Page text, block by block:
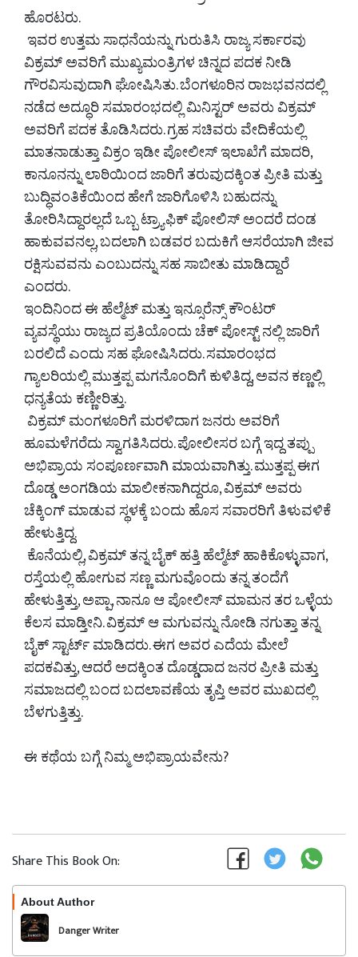
ಹೊರಟರು.
ಇವರ ಉತ್ತಮ ‌ಸಾಧನೆಯನ್ನು ಗುರುತಿಸಿ ರಾಜ್ಯ ಸರ್ಕಾರವು
ವಿಕ್ರಮ್ ಅವರಿಗೆ ಮುಖ್ಯಮಂತ್ರಿಗಳ ಚಿನ್ನದ ಪದಕ ನೀಡಿ
ಗೌರವಿಸುವುದಾಗಿ ಘೋಷಿಸಿತು. ಬೆಂಗಳೂರಿನ ರಾಜಭವನದಲ್ಲಿ
ನಡೆದ ಅದ್ಧೂರಿ ಸಮಾರಂಭದಲ್ಲಿ ಮಿನಿಸ್ಟರ್ ಅವರು ವಿಕ್ರಮ್
ಅವರಿಗೆ ಪದಕ ತೊಡಿಸಿದರು. ಗ್ರಹ ಸಚಿವರು ವೇದಿಕೆಯಲ್ಲಿ
ಮಾತನಾಡುತ್ತಾ ವಿಕ್ರಂ ಇಡೀ ಪೋಲೀಸ್ ಇಲಾಖೆಗೆ ಮಾದರಿ,
ಕಾನೂನನ್ನು ಲಾಠಿಯಿಂದ ಜಾರಿಗೆ ತರುವುದಕ್ಕಿಂತ ಪ್ರೀತಿ ಮತ್ತು
ಬುದ್ಧಿವಂತಿಕೆಯಿಂದ ಹೇಗೆ ಜಾರಿಗೊಳಿಸಿ ಬಹುದನ್ನು
ತೋರಿಸಿದ್ದಾರಲ್ಲದೆ ಒಬ್ಬ ಟ್ರ್ಯಾಫಿಕ್ ಪೋಲಿಸ್ ಅಂದರೆ ದಂಡ
ಹಾಕುವವನಲ್ಲ, ಬದಲಾಗಿ ಬಡವರ ಬದುಕಿಗೆ ಆಸರೆಯಾಗಿ ಜೀವ
ರಕ್ಷಿಸುವವನು ಎಂಬುದನ್ನು ಸಹ ಸಾಬೀತು ಮಾಡಿದ್ದಾರೆ
ಎಂದರು.
ಇಂದಿನಿಂದ ಈ ಹೆಲ್ಮೆಟ್ ಮತ್ತು ಇನ್ಸೂರೆನ್ಸ್ ಕೌಂಟರ್
ವ್ಯವಸ್ಥೆಯು ರಾಜ್ಯದ ಪ್ರತಿಯೊಂದು ಚೆಕ್ ಪೋಸ್ಟ್ ನಲ್ಲಿ ಜಾರಿಗೆ
ಬರಲಿದೆ ಎಂದು ಸಹ ಘೋಷಿಸಿದರು. ಸಮಾರಂಭದ
ಗ್ಯಾಲರಿಯಲ್ಲಿ ಮುತ್ತಪ್ಪ ಮಗನೊಂದಿಗೆ ಕುಳಿತಿದ್ದ, ಅವನ ಕಣ್ಣಲ್ಲಿ
ಧನ್ಯತೆಯ ಕಣ್ಣೀರಿತ್ತು.
ವಿಕ್ರಮ್ ಮಂಗಳೂರಿಗೆ ಮರಳಿದಾಗ ಜನರು ಅವರಿಗೆ
ಹೂಮಳೆಗರೆದು ಸ್ವಾಗತಿಸಿದರು. ಪೋಲೀಸರ ಬಗ್ಗೆ ಇದ್ದ ತಪ್ಪು
ಅಭಿಪ್ರಾಯ ಸಂಪೂರ್ಣವಾಗಿ ಮಾಯವಾಗಿತ್ತು. ಮುತ್ತಪ್ಪ ಈಗ
ದೊಡ್ಡ ಅಂಗಡಿಯ ಮಾಲೀಕನಾಗಿದ್ದರೂ, ವಿಕ್ರಮ್ ಅವರು
ಚೆಕ್ಕಿಂಗ್ ಮಾಡುವ ಸ್ಥಳಕ್ಕೆ ಬಂದು ಹೊಸ ಸವಾರರಿಗೆ ತಿಳುವಳಿಕೆ
ಹೇಳುತ್ತಿದ್ದ.
ಕೊನೆಯಲ್ಲಿ, ವಿಕ್ರಮ್ ತನ್ನ ಬೈಕ್ ಹತ್ತಿ ಹೆಲ್ಮೆಟ್ ಹಾಕಿಕೊಳ್ಳುವಾಗ,
ರಸ್ತೆಯಲ್ಲಿ ಹೋಗುವ ಸಣ್ಣ ಮಗುವೊಂದು ತನ್ನ ತಂದೆಗೆ
ಹೇಳುತ್ತಿತ್ತು, ಅಪ್ಪಾ, ನಾನೂ ಆ ಪೋಲೀಸ್ ಮಾಮನ ತರ ಒಳ್ಳೆಯ
ಕೆಲಸ ಮಾಡ್ತೀನಿ. ವಿಕ್ರಮ್ ಆ ಮಗುವನ್ನು ನೋಡಿ ನಗುತ್ತಾ ತನ್ನ
ಬೈಕ್ ಸ್ಟಾರ್ಟ್ ಮಾಡಿದರು. ಈಗ ಅವರ ಎದೆಯ ಮೇಲೆ
ಪದಕವಿತ್ತು, ಆದರೆ ಅದಕ್ಕಿಂತ ದೊಡ್ಡದಾದ ಜನರ ಪ್ರೀತಿ ಮತ್ತು
ಸಮಾಜದಲ್ಲಿ ಬಂದ ಬದಲಾವಣೆಯ ತೃಪ್ತಿ ಅವರ ಮುಖದಲ್ಲಿ
ಬೆಳಗುತ್ತಿತ್ತು.
ಈ ಕಥೆಯ ಬಗ್ಗೆ ನಿಮ್ಮ ಅಭಿಪ್ರಾಯವೇನು?
Share This Book On:
About Author
Danger Writer